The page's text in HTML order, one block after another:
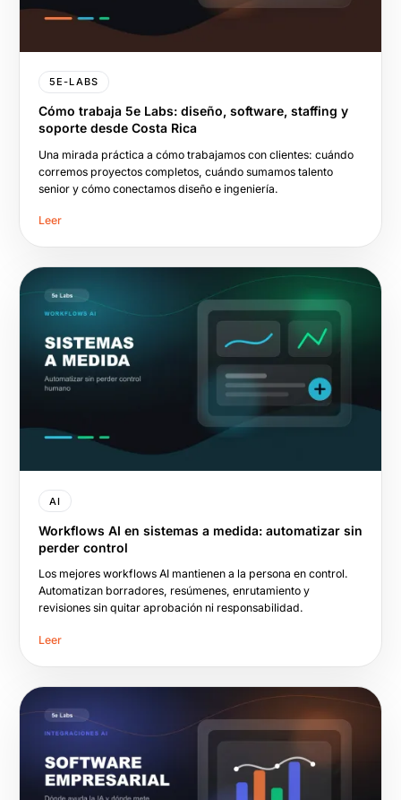
5E-LABS
Cómo trabaja 5e Labs: diseño, software, staffing y
soporte desde Costa Rica
Una mirada práctica a cómo trabajamos con clientes: cuándo
corremos proyectos completos, cuándo sumamos talento
senior y cómo conectamos diseño e ingeniería.
Leer
AI
Workflows AI en sistemas a medida: automatizar sin
perder control
Los mejores workflows AI mantienen a la persona en control.
Automatizan borradores, resúmenes, enrutamiento y
revisiones sin quitar aprobación ni responsabilidad.
Leer